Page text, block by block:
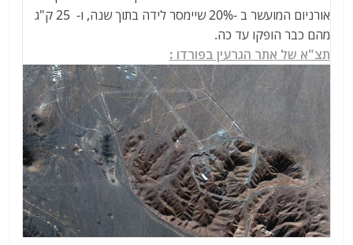
אורניום המועשר ב -20% שיימסר לידה בתוך שנה, ו- 25 ק"ג
מהם כבר הופקו עד כה.
תצ"א של אתר הגרעין בפורדו :